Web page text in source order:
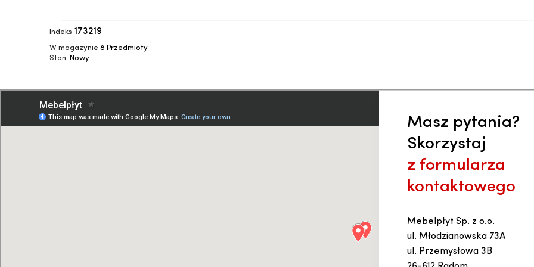
Indeks 173219
W magazynie 8 Przedmioty
Stan: Nowy
Masz pytania?
Skorzystaj
z formularza
kontaktowego
Mebelpłyt Sp. z o.o.
ul. Młodzianowska 73A
ul. Przemysłowa 3B